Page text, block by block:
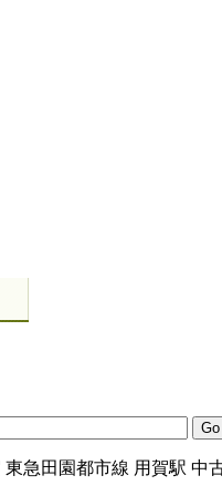
急田園都市線 用賀駅 中